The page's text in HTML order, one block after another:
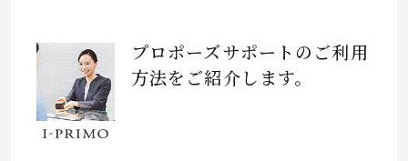
プロポーズサポートのご利用
方法をご紹介します。